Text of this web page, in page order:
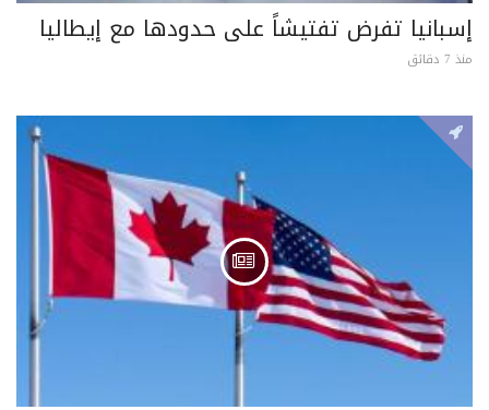
إسبانيا تفرض تفتيشاً على حدودها مع إيطاليا
منذ 7 دقائق